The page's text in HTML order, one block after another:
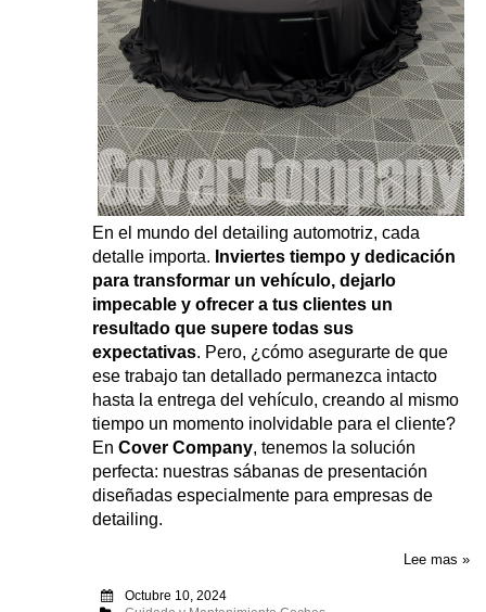
En el mundo del detailing automotriz, cada
detalle importa. Inviertes tiempo y dedicación
para transformar un vehículo, dejarlo
impecable y ofrecer a tus clientes un
resultado que supere todas sus
expectativas. Pero, ¿cómo asegurarte de que
ese trabajo tan detallado permanezca intacto
hasta la entrega del vehículo, creando al mismo
tiempo un momento inolvidable para el cliente?
En Cover Company, tenemos la solución
perfecta: nuestras sábanas de presentación
diseñadas especialmente para empresas de
detailing.
Lee mas »
Octubre 10, 2024